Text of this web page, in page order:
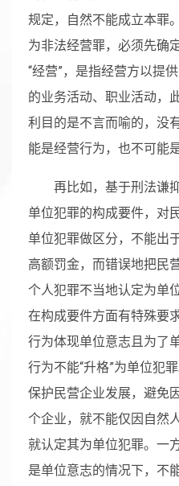
规定，自然不能成立本罪
为非法经营罪，必须先确
“经营”，是指经营方以提
的业务活动、职业活动，
利目的是不言而喻的，没
能是经营行为，也不可能
再比如，基于刑法谦
单位犯罪的构成要件，对
单位犯罪做区分，不能出
高额罚金，而错误地把民
个人犯罪不当地认定为单
在构成要件方面有特殊要
行为体现单位意志且为了
行为不能“升格”为单位犯
保护民营企业发展，避免
个企业，就不能仅因自然
就认定其为单位犯罪。一
是单位意志的情况下，不